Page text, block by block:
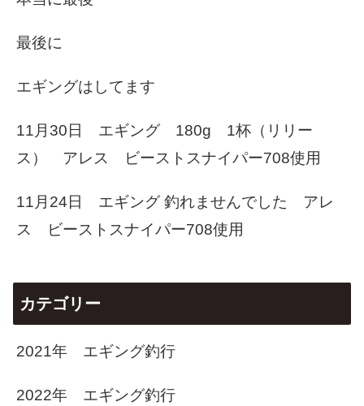
最後に
エギングはしてます
11月30日 エギング 180g 1杯（リリー
ス） アレス ビーストスナイパー708使用
11月24日 エギング 釣れませんでした アレ
ス ビーストスナイパー708使用
カテゴリー
2021年 エギング釣行
2022年 エギング釣行